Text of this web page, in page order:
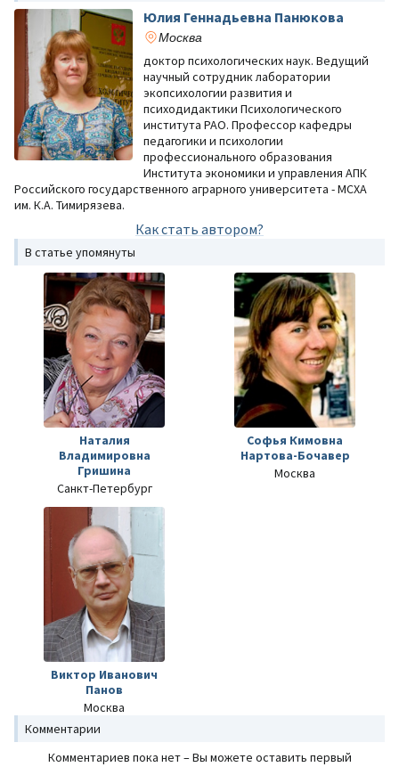
Юлия Геннадьевна Панюкова
Москва
доктор психологических наук. Ведущий
научный сотрудник лаборатории
экопсихологии развития и
психодидактики Психологического
института РАО. Профессор кафедры
педагогики и психологии
профессионального образования
Института экономики и управления АПК
Российского государственного аграрного университета - МСХА
им. К.А. Тимирязева.
Как стать автором?
В статье упомянуты
Наталия
Владимировна
Гришина
Санкт-Петербург
Софья Кимовна
Нартова-Бочавер
Москва
Виктор Иванович
Панов
Москва
Комментарии
Комментариев пока нет – Вы можете оставить первый